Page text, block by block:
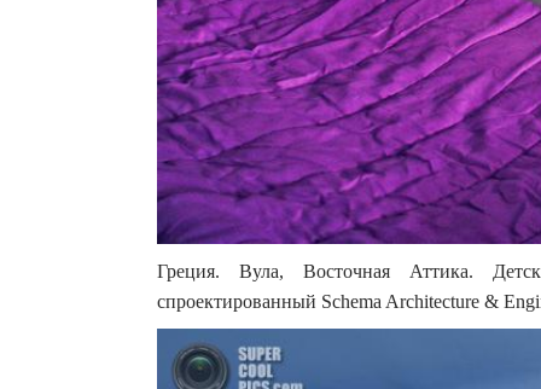
Греция. Вула, Восточная Аттика.
спроектированный Schema Architecture &